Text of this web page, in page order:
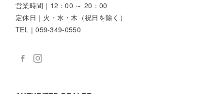
営業時間｜12：00 ～ 20：00
定休日｜火・水・木（祝日を除く）
TEL｜059-349-0550